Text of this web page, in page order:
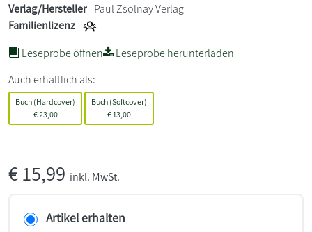
Verlag/Hersteller Paul Zsolnay Verlag
Familienlizenz
Leseprobe öffnen
Leseprobe herunterladen
Auch erhältlich als:
Buch (Hardcover)
€23,00
Buch (Softcover)
€ 13,00
€15,99 inkl. MwSt.
Artikel erhalten